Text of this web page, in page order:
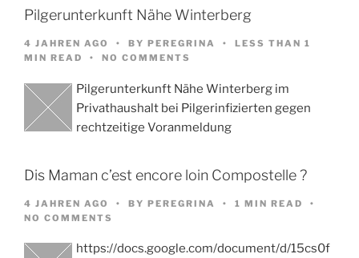
Pilgerunterkunft Nähe Winterberg
4 JAHREN AGO BY PEREGRINA
LESS THAN 1
MIN READ
NO COMMENTS
Pilgerunterkunft Nähe Winterberg im
Privathaushalt bei Pilgerinfizierten gegen
rechtzeitige Voranmeldung
Dis Maman c’est encore loin Compostelle ?
4 JAHREN AGO BY PEREGRINA
1 MIN READ
NO COMMENTS
https://docs.google.com/document/d/15cs0f